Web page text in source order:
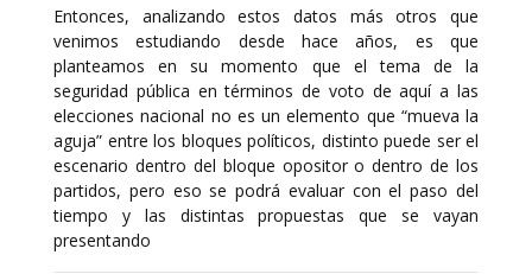
Entonces, analizando estos datos más otros que
venimos estudiando desde hace años, es que
planteamos en su momento que el tema de la
seguridad pública en términos de voto de aquí a las
elecciones nacional no es un elemento que “mueva la
aguja” entre los bloques políticos, distinto puede ser el
escenario dentro del bloque opositor o dentro de los
partidos, pero eso se podrá evaluar con el paso del
tiempo y las distintas propuestas que se vayan
presentando